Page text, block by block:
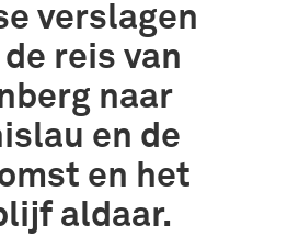
verslagen
reis van
naar
en de
en het
aldaar.